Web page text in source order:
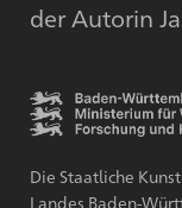
der Autorin
Die Staatliche
Landes Baden-